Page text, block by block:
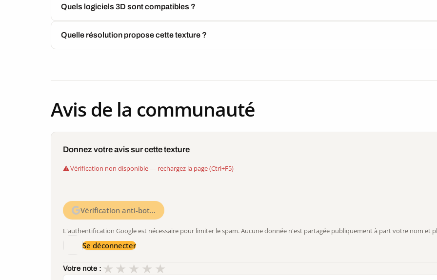
Quels logiciels 3D sont compatibles ?
Quelle résolution propose cette texture ?
Avis de la communauté
Donnez votre avis sur cette texture
Vérification non disponible — rechargez la page (Ctrl+F5)
Vérification anti-bot…
L'authentification Google est nécessaire pour limiter le spam. Aucune donnée n'est partagée publiquement à part votre nom et
Se déconnecter
Votre note : ★
★
★
★
★